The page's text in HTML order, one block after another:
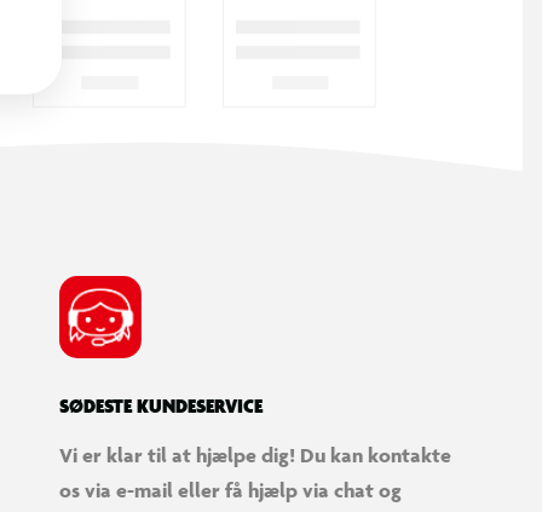
SØDESTE KUNDESERVICE
Vi er klar til at hjælpe dig! Du kan kontakte
os via e-mail eller få hjælp via chat og